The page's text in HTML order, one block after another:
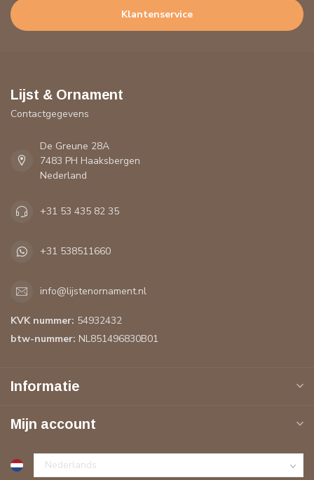
Klantenservice
Lijst & Ornament
Contactgegevens
De Greune 28A
7483 PH Haaksbergen
Nederland
+31 53 435 82 35
+31 538511660
info@lijstenornament.nl
KVK nummer: 54932432
btw-nummer: NL851496830B01
Informatie
Mijn account